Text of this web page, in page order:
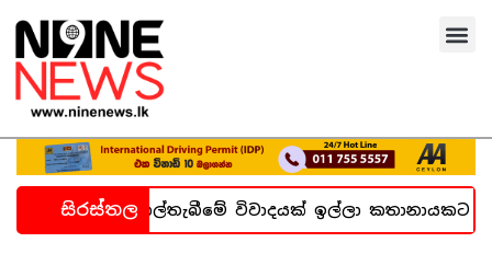
සිරස්තල
හදිසි කල්තැබීමේ විවාදයක් ඉල්ලා කතානායකට ලිපියක්